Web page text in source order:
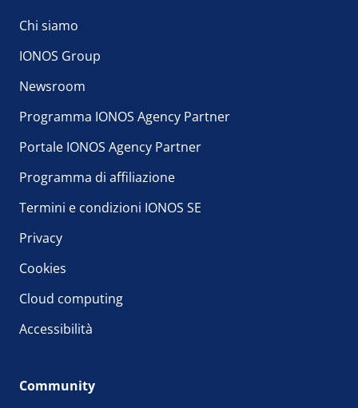
Chi siamo
IONOS Group
Newsroom
Programma IONOS Agency Partner
Portale IONOS Agency Partner
Programma di affiliazione
Termini e condizioni IONOS SE
Privacy
Cookies
Cloud computing
Accessibilità
Community